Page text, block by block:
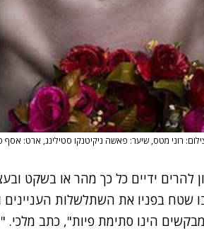
רוני מטס, שיער: פאשה ניקיטנקו סטילינג, ארט: אסף
להרים ידיים כל כך מהר או בשקט
שטח בפניו את השתלשלות
הינו סתימת פיות", כתב